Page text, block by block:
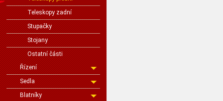
Teleskopy zadní
Stupačky
Stojany
Ostatní části
Řízení
Sedla
Blatníky